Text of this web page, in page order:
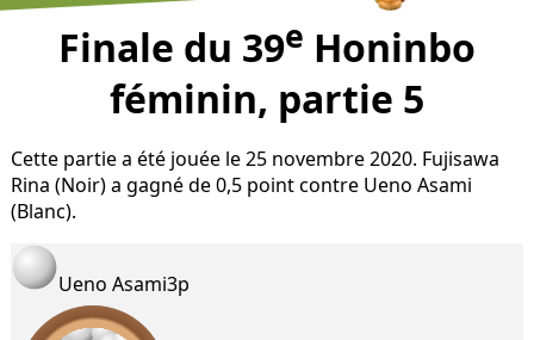
Finale du 39e Honinbo
féminin, partie 5
Cette partie a été jouée le 25 novembre 2020. Fujisawa
Rina (Noir) a gagné de 0,5 point contre Ueno Asami
(Blanc).
Ueno Asami3p